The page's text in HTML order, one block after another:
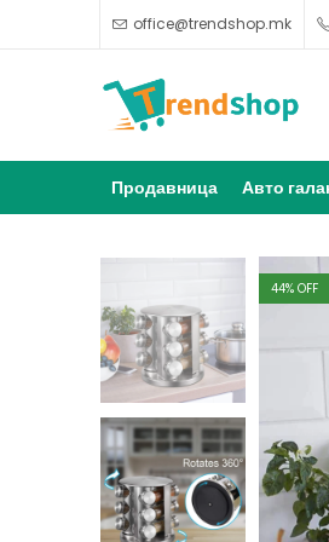
office@trendshop.mk
Продавница Авто
44% OFF